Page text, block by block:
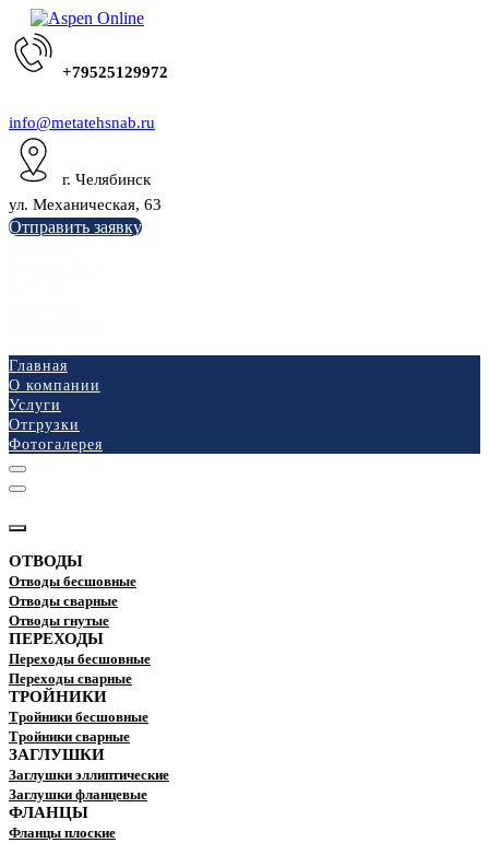
+79525129972
info@metatehsnab.ru
г. Челябинск
ул. Механическая, 63
Отправить заявку
Главная
О компании
Услуги
Отгрузки
Фотогалерея
ОТВОДЫ
Отводы бесшовные
Отводы сварные
Отводы гнутые
ПЕРЕХОДЫ
Переходы бесшовные
Переходы сварные
ТРОЙНИКИ
Тройники бесшовные
Тройники сварные
ЗАГЛУШКИ
Заглушки эллиптические
Заглушки фланцевые
ФЛАНЦЫ
Фланцы плоские